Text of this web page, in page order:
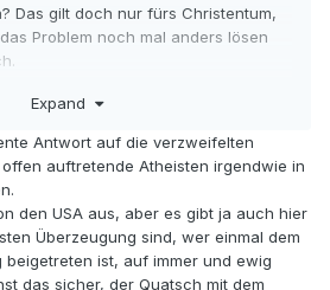
Das gilt doch nur fürs Christentum,
Problem noch mal anders lösen
mit Sicherheit nur eine
was Sünde gegen den
Expand
Antwort auf die verzweifelten
auftretende Atheisten irgendwie in
den USA aus, aber es gibt ja auch hier
Überzeugung sind, wer einmal dem
ist, auf immer und ewig
das sicher, der Quatsch mit dem